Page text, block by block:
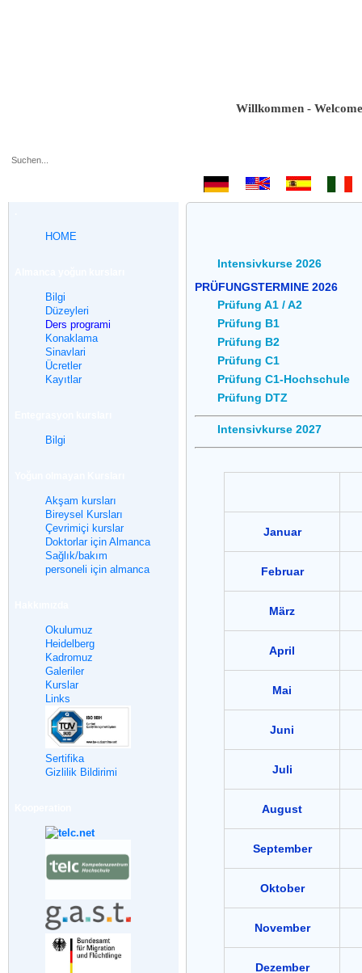
Willkommen - Welcome -
HOME
Bilgi
Düzeyleri
Ders programi
Konaklama
Sinavlari
Ücretler
Kayıtlar
Bilgi
Akşam kursları
Bireysel Kursları
Çevrimiçi kurslar
Doktorlar için Almanca
Sağlık/bakım
personeli için almanca
Okulumuz
Heidelberg
Kadromuz
Galeriler
Kurslar
Links
Sertifika
Gizlilik Bildirimi
Intensivkurse 2026
PRÜFUNGSTERMINE 2026
Prüfung A1 / A2
Prüfung B1
Prüfung B2
Prüfung C1
Prüfung C1-Hochschule
Prüfung DTZ
Intensivkurse 2027
Januar
Februar
März
April
Mai
Juni
Juli
August
September
Oktober
November
Dezember